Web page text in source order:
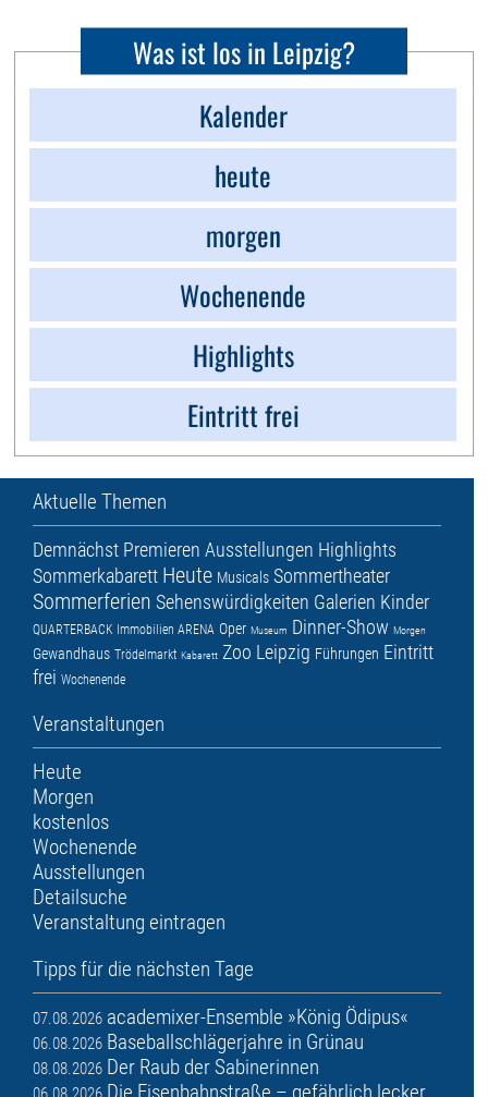
Was ist los in Leipzig?
Kalender
heute
morgen
Wochenende
Highlights
Eintritt frei
Aktuelle Themen
Demnächst Premieren Ausstellungen Highlights
Sommerkabarett Heute Musicals Sommertheater
Sommerferien Sehenswürdigkeiten Galerien Kinder
QUARTERBACK Immobilien ARENA Oper Museum Dinner-Show Morgen
Gewandhaus Trödelmarkt Kabarett Zoo Leipzig Führungen Eintritt
frei Wochenende
Veranstaltungen
Heute
Morgen
kostenlos
Wochenende
Ausstellungen
Detailsuche
Veranstaltung eintragen
Tipps für die nächsten Tage
07.08.2026 academixer-Ensemble »König Ödipus«
06.08.2026 Baseballschlägerjahre in Grünau
08.08.2026 Der Raub der Sabinerinnen